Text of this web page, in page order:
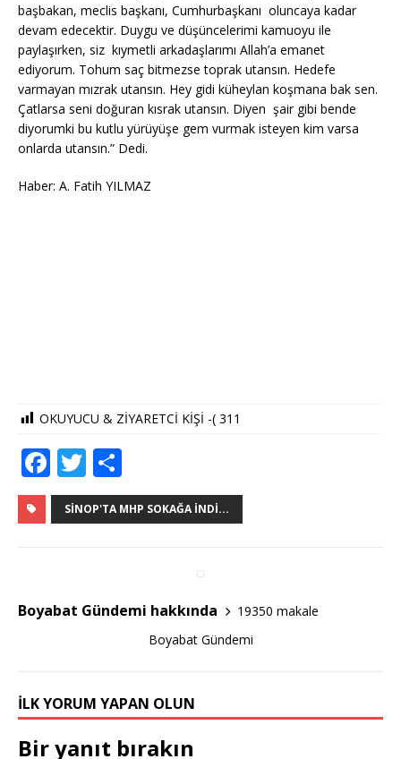
başbakan, meclis başkanı, Cumhurbaşkanı oluncaya kadar
devam edecektir. Duygu ve düşüncelerimi kamuoyu ile
paylaşırken, siz kıymetli arkadaşlarımı Allah’a emanet
ediyorum. Tohum saç bitmezse toprak utansın. Hedefe
varmayan mızrak utansın. Hey gidi küheylan koşmana bak sen.
Çatlarsa seni doğuran kısrak utansın. Diyen şair gibi bende
diyorumki bu kutlu yürüyüşe gem vurmak isteyen kim varsa
onlarda utansın.” Dedi.
Haber: A. Fatih YILMAZ
OKUYUCU & ZİYARETCİ KİŞİ -( 311
F
a
c
o
T
w
it
h
ar
SINOP'TA MHP SOKAĞA İNDI...
Boyabat Gündemi hakkında
19350 makale
Boyabat Gündemi
İLK YORUM YAPAN OLUN
Bir yanıt bırakın